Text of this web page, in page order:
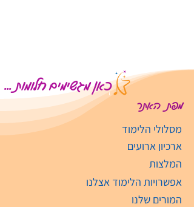
מפת האתר
כאן מגשימים חלומות ...
מסלולי הלימוד
ארכיון ארועים
המלצות
אפשרויות הלימוד אצלנו
המורים שלנו